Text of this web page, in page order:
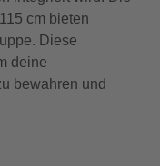
cm bieten
Diese
deine
bewahren und